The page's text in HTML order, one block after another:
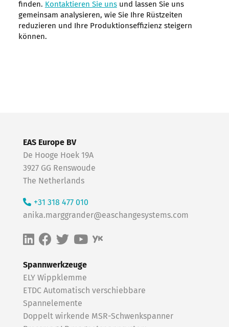
finden. Kontaktieren Sie unsund lassen Sie uns
gemeinsam analysieren, wie Sie Ihre Rüstzeiten
reduzieren und Ihre Produktionseffizienz steigern
können.
Spannwerkzeuge
ELY Wippklemme
ETDC Automatisch verschiebbare
Spannelemente
Doppelt wirkende MSR-Schwenkspanner
EAS Europe BV
De Hooge Hoek 19A
3927 GG Renswoude
The Netherlands
+31 318 477 010
anika.marggrander@easchangesystems.com